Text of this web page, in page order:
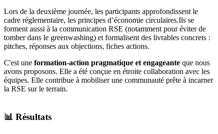
Lors de la deuxième journée, les participants approfondissent le
cadre réglementaire, les principes d’économie circulaires.Ils se
forment aussi à la communication RSE (notamment pour éviter de
tomber dans le greenwashing) et formalisent des livrables concrets :
pitches, réponses aux objections, fiches actions.
C'est une formation-action pragmatique et engageante que nous
avons proposons. Elle a été conçue en étroite collaboration avec les
équipes. Elle contribue à mobiliser une communauté prête à incarner
la RSE sur le terrain.
📊 Résultats